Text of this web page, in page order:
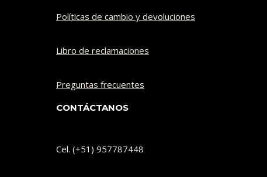
Políticas de cambio y devoluciones​
Libro de reclamaciones
Preguntas frecuentes
CONTÁCTANOS
Cel. (+51) 957787448